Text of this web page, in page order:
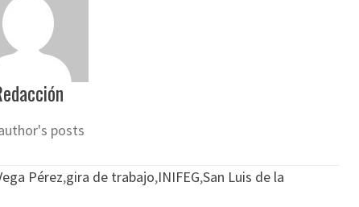
posts
Pérez,gira de trabajo,INIFEG,San Luis de la